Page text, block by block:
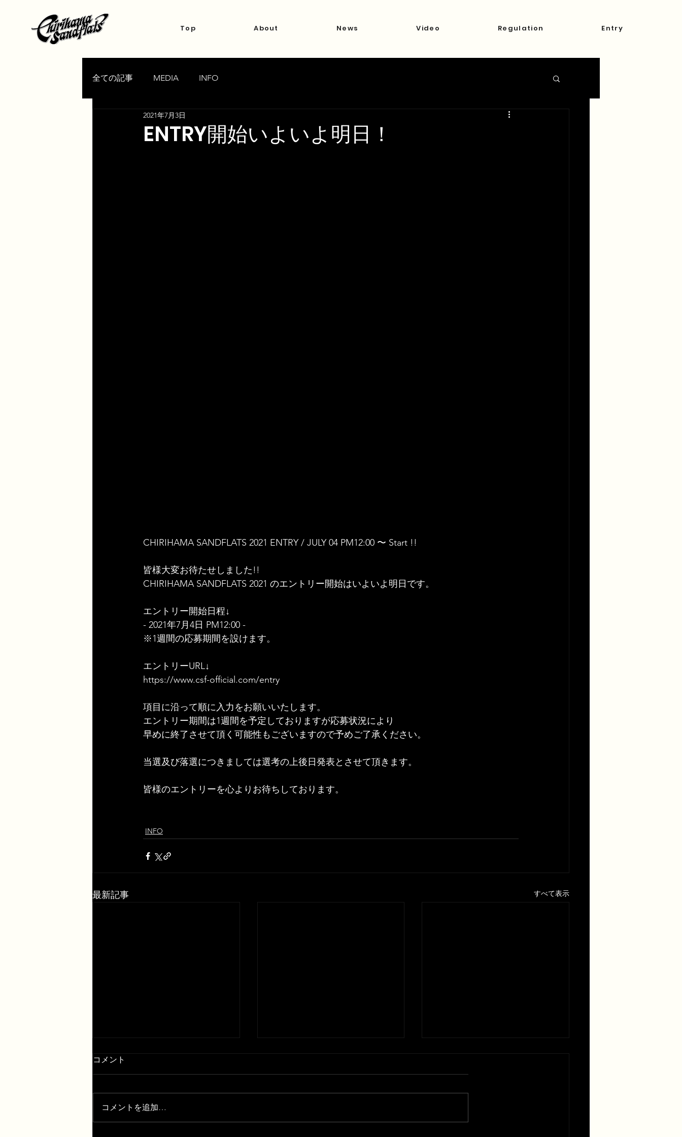
Top About News Video Regulation Entry
全ての記事 MEDIA INFO
ENTRY開始いよいよ明日！
2021年7月3日
CHIRIHAMA SANDFLATS 2021 ENTRY / JULY 04 PM12:00 〜 Start !!
皆様大変お待たせしました!!
CHIRIHAMA SANDFLATS 2021 のエントリー開始はいよいよ明日です。
エントリー開始日程↓
- 2021年7月4日 PM12:00 -
※1週間の応募期間を設けます。
エントリーURL↓
https://www.csf-official.com/entry
項目に沿って順に入力をお願いいたします。
エントリー期間は1週間を予定しておりますが応募状況により
早めに終了させて頂く可能性もございますので予めご了承ください。
当選及び落選につきましては選考の上後日発表とさせて頂きます。
皆様のエントリーを心よりお待ちしております。
INFO
最新記事 すべて表示
コメント
コメントを追加…